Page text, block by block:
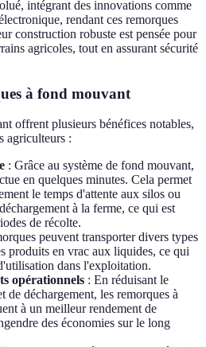
intégrant des innovations comme
rendant ces remorques
construction robuste est pensée pour
agricoles, tout en assurant sécurité
à fond mouvant
offrent plusieurs bénéfices notables,
agriculteurs :
: Grâce au système de fond mouvant,
en quelques minutes. Cela permet
le temps d'attente aux silos ou
à la ferme, ce qui est
de récolte.
peuvent transporter divers types
produits en vrac aux liquides, ce qui
dans l'exploitation.
opérationnels : En réduisant le
de déchargement, les remorques à
à un meilleur rendement de
des économies sur le long